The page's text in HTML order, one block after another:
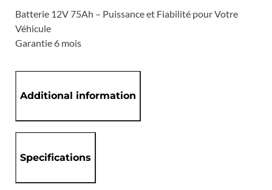
Batterie 12V 75Ah – Puissance et Fiabilité pour Votre
Véhicule
Garantie 6 mois
Additional information
Specifications